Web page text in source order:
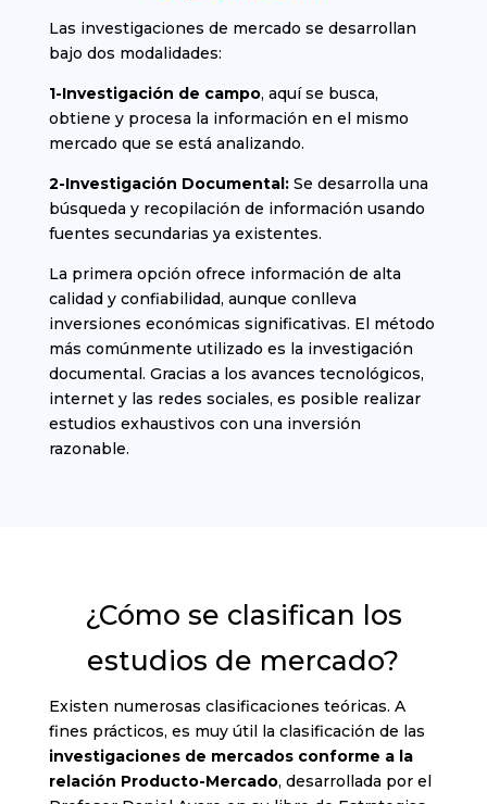
Las investigaciones de mercado se desarrollan
bajo dos modalidades:
1-Investigación de campo, aquí se busca,
obtiene y procesa la información en el mismo
mercado que se está analizando.
2-Investigación Documental:Se desarrolla una
búsqueda y recopilación de información usando
fuentes secundarias ya existentes.
La primera opción ofrece información de alta
calidad y confiabilidad, aunque conlleva
inversiones económicas significativas. El método
más comúnmente utilizado es la investigación
documental. Gracias a los avances tecnológicos,
internet y las redes sociales, es posible realizar
estudios exhaustivos con una inversión
razonable.
¿Cómo se clasifican los
estudios de mercado?
Existen numerosas clasificaciones teóricas. A
fines prácticos, es muy útil la clasificación de las
investigaciones de mercados conforme a la
relación Producto-Mercado, desarrollada por el